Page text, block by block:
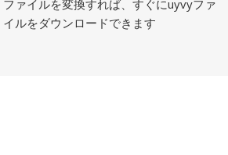
ファイルを変換すれば、すぐにuyvyファ
イルをダウンロードできます